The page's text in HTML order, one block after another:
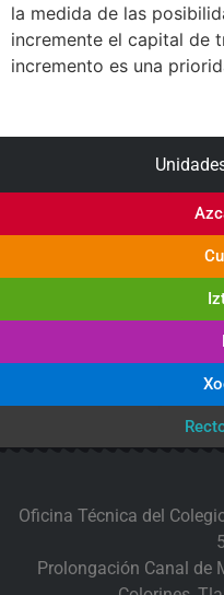
la medida de las
incremente el capital de
incremento es una
Oficina Técnica del
Prolongación Canal de